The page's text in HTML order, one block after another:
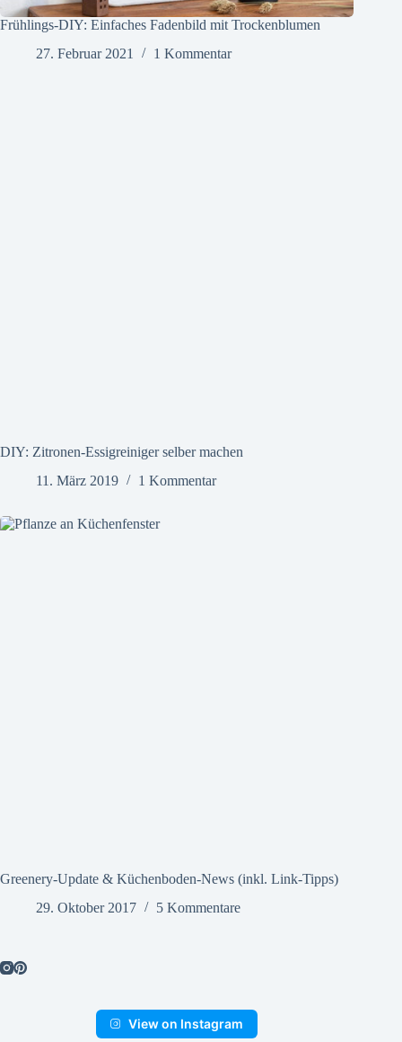
Frühlings-DIY: Einfaches Fadenbild mit Trockenblumen
27. Februar 2021
1 Kommentar
DIY: Zitronen-Essigreiniger selber machen
11. März 2019
1 Kommentar
Greenery-Update & Küchenboden-News (inkl. Link-Tipps)
29. Oktober 2017
5 Kommentare
View on Instagram